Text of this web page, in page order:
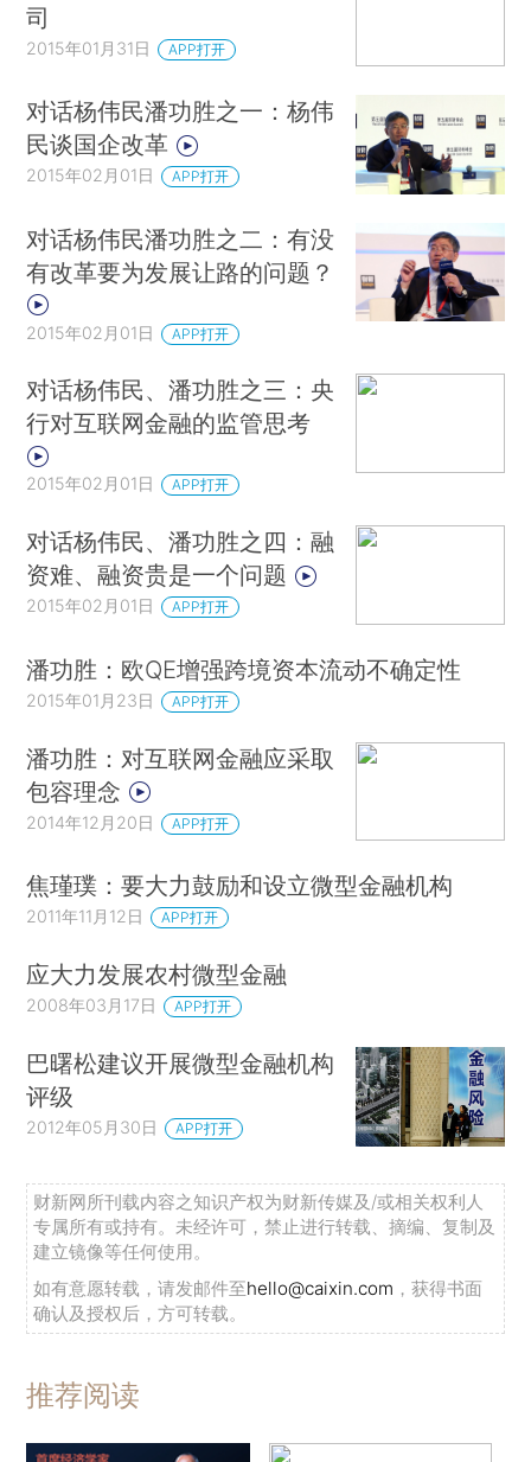
司
2015年01月31日 APP打开
对话杨伟民潘功胜之一：杨伟
民谈国企改革
2015年02月01日 APP打开
对话杨伟民潘功胜之二：有没
有改革要为发展让路的问题？
2015年02月01日 APP打开
对话杨伟民、潘功胜之三：央
行对互联网金融的监管思考
2015年02月01日 APP打开
对话杨伟民、潘功胜之四：融
资难、融资贵是一个问题
2015年02月01日 APP打开
潘功胜：欧QE增强跨境资本流动不确定性
2015年01月23日 APP打开
潘功胜：对互联网金融应采取
包容理念
2014年12月20日 APP打开
焦瑾璞：要大力鼓励和设立微型金融机构
2011年11月12日 APP打开
应大力发展农村微型金融
2008年03月17日 APP打开
巴曙松建议开展微型金融机构
评级
2012年05月30日 APP打开
财新网所刊载内容之知识产权为财新传媒及/或相关权利人
专属所有或持有。未经许可，禁止进行转载、摘编、复制及
建立镜像等任何使用。
如有意愿转载，请发邮件至hello@caixin.com ，获得书面
确认及授权后，方可转载。
推荐阅读